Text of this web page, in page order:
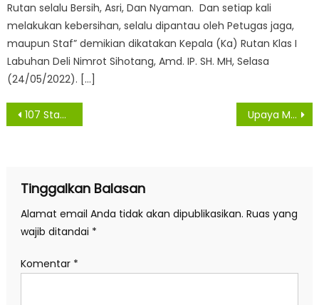
Rutan selalu Bersih, Asri, Dan Nyaman. Dan setiap kali
melakukan kebersihan, selalu dipantau oleh Petugas jaga,
maupun Staf” demikian dikatakan Kepala (Ka) Rutan Klas I
Labuhan Deli Nimrot Sihotang, Amd. IP. SH. MH, Selasa
(24/05/2022). […]
Navigasi
107 Stan Pameran Meriahkan MTQ ke-37 Tingkat Provinsi Sumut Upaya Memutus Pandemi Covid-19, Pemkab Sergai Gelar Swab Test Massal
Tinggalkan Balasan
Alamat email Anda tidak akan dipublikasikan. Ruas yang
wajib ditandai *
Komentar *